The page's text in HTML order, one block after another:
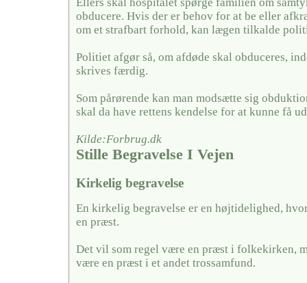
obducere. Hvis der er behov for at be eller
om et strafbart forhold, kan lægen tilkalde
Politiet afgør så, om afdøde skal obduceres,
skrives færdig.
Som pårørende kan man modsætte sig
skal da have rettens kendelse for at kunne få
Kilde:Forbrug.dk
Stille Begravelse I Vejen
Kirkelig begravelse
En kirkelig begravelse er en højtidelighed,
en præst.
Det vil som regel være en præst i folkekirken,
være en præst i et andet trossamfund.